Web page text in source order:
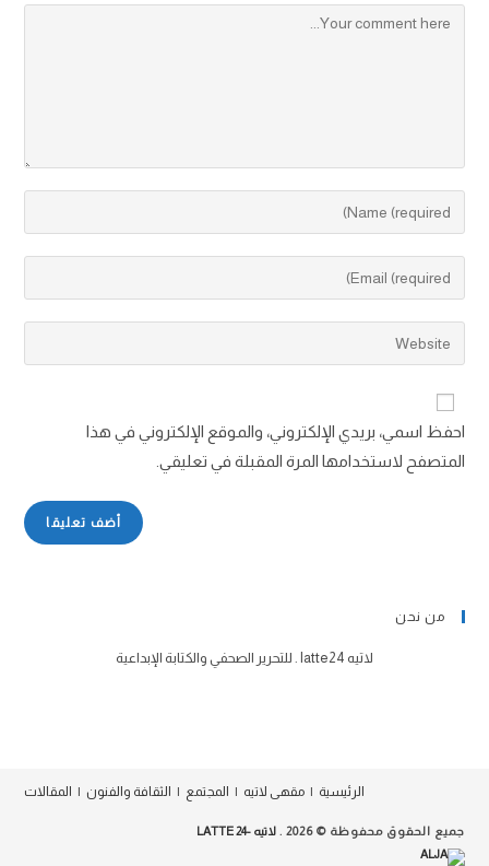
أصيل عبدالله آل مودان يحتفل بزواجه في جدة
احفظ اسمي، بريدي الإلكتروني، والموقع الإلكتروني في هذا
المتصفح لاستخدامها المرة المقبلة في تعليقي.
من نحن
لاتيه latte24 . للتحرير الصحفي والكتابة الإبداعية
الرئيسية مقهى لاتيه المجتمع الثقافة والفنون المقالات
جميع الحقوق محفوظة © 2026 . لاتيه -24 LATTE